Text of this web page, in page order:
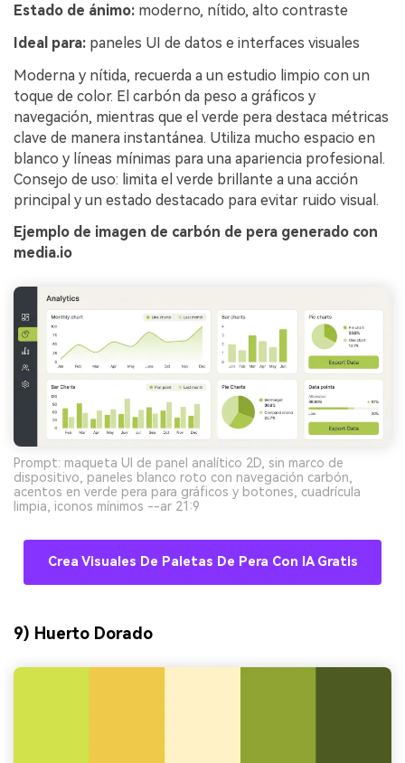
Estado de ánimo: moderno, nítido, alto contraste
Ideal para: paneles UI de datos e interfaces visuales
Moderna y nítida, recuerda a un estudio limpio con un
toque de color. El carbón da peso a gráficos y
navegación, mientras que el verde pera destaca métricas
clave de manera instantánea. Utiliza mucho espacio en
blanco y líneas mínimas para una apariencia profesional.
Consejo de uso: limita el verde brillante a una acción
principal y un estado destacado para evitar ruido visual.
Ejemplo de imagen de carbón de pera generado con
media.io
Prompt: maqueta UI de panel analítico 2D, sin marco de
dispositivo, paneles blanco roto con navegación carbón,
acentos en verde pera para gráficos y botones, cuadrícula
limpia, iconos mínimos --ar 21:9
Crea Visuales De Paletas De Pera Con IA Gratis
9) Huerto Dorado